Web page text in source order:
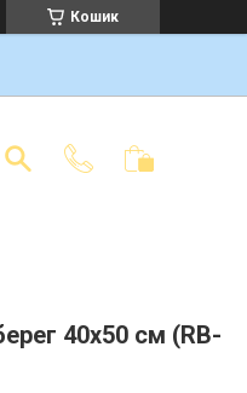
Кошик
40x50 см (RB-